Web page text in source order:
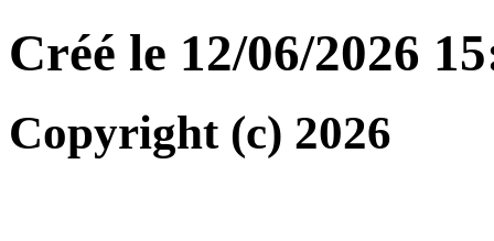
Créé le 12/06/2026
Copyright (c) 2026